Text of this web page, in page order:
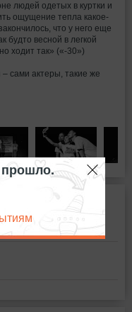
людей одетых в куртки и
ощущение тепла какое-
что у него еще
будто весной в легкой
ходит так» («-30»)
– сами актеры, такие же